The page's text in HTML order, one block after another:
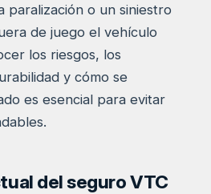
paralización o un siniestro
de juego el vehículo
los riesgos, los
y cómo se
es esencial para evitar
del seguro VTC